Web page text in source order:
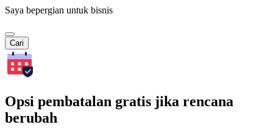
Saya bepergian untuk bisnis
Cari
Opsi pembatalan gratis jika rencana
berubah